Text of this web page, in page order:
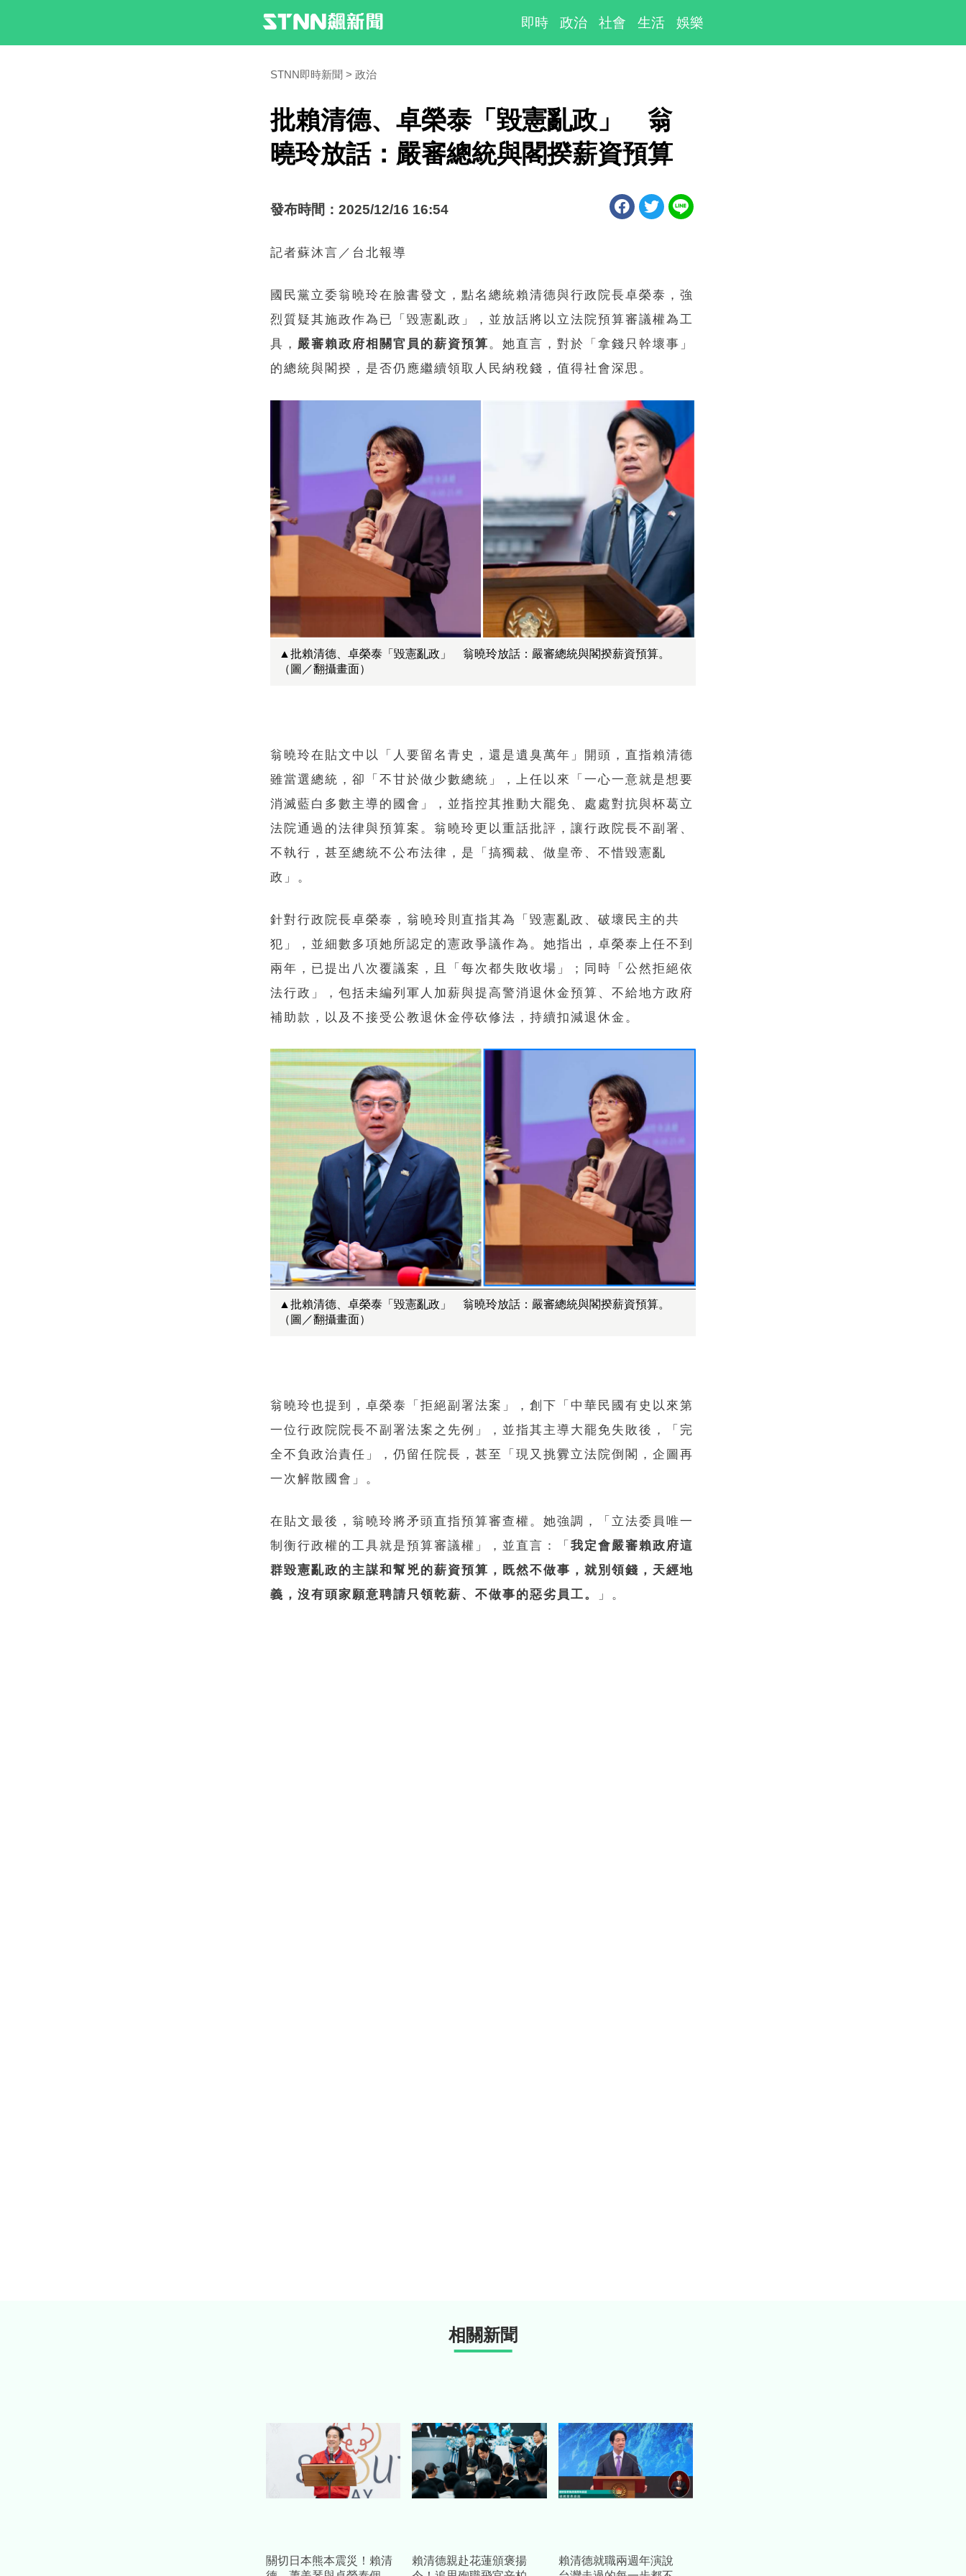
即時 政治 社會 生活 娛樂
STNN即時新聞 政治
批賴清德、卓榮泰「毀憲亂政」 翁
曉玲放話：嚴審總統與閣揆薪資預算
發布時間：2025/12/16 16:54
記者蘇沐言／台北報導
國民黨立委翁曉玲在臉書發文，點名總統賴清德與行政院長卓榮泰，強
烈質疑其施政作為已「毀憲亂政」，並放話將以立法院預算審議權為工
具， 嚴審賴政府相關官員的薪資預算。她直言，對於「拿錢只幹壞事」
的總統與閣揆，是否仍應繼續領取人民納稅錢，值得社會深思。
▲批賴清德、卓榮泰「毀憲亂政」 翁曉玲放話：嚴審總統與閣揆薪資預算。
（圖／翻攝畫面）
翁曉玲在貼文中以「人要留名青史，還是遺臭萬年」開頭，直指賴清德
雖當選總統，卻「不甘於做少數總統」，上任以來「一心一意就是想要
消滅藍白多數主導的國會」，並指控其推動大罷免、處處對抗與杯葛立
法院通過的法律與預算案。翁曉玲更以重話批評，讓行政院長不副署、
不執行，甚至總統不公布法律，是「搞獨裁、做皇帝、不惜毀憲亂
政」。
針對行政院長卓榮泰，翁曉玲則直指其為「毀憲亂政、破壞民主的共
犯」，並細數多項她所認定的憲政爭議作為。她指出，卓榮泰上任不到
兩年，已提出八次覆議案，且「每次都失敗收場」；同時「公然拒絕依
法行政」，包括未編列軍人加薪與提高警消退休金預算、不給地方政府
補助款，以及不接受公教退休金停砍修法，持續扣減退休金。
▲批賴清德、卓榮泰「毀憲亂政」 翁曉玲放話：嚴審總統與閣揆薪資預算。
（圖／翻攝畫面）
翁曉玲也提到，卓榮泰「拒絕副署法案」，創下「中華民國有史以來第
一位行政院院長不副署法案之先例」，並指其主導大罷免失敗後，「完
全不負政治責任」，仍留任院長，甚至「現又挑釁立法院倒閣，企圖再
一次解散國會」。
在貼文最後，翁曉玲將矛頭直指預算審查權。她強調，「立法委員唯一
制衡行政權的工具就是預算審議權」，並直言：「我定會嚴審賴政府這
群毀憲亂政的主謀和幫兇的薪資預算，既然不做事，就別領錢，天經地
義，沒有頭家願意聘請只領乾薪、不做事的惡劣員工。
」。
相關新聞
關切日本熊本震災！賴清
賴清德親赴花蓮頒褒揚
賴清德就職兩週年演說